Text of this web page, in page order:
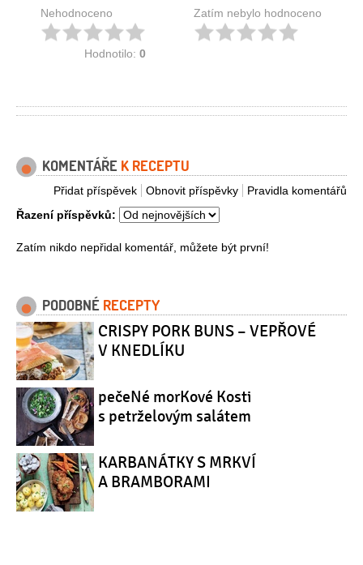
Nehodnoceno
Hodnotilo: 0
Zatím nebylo hodnoceno
KOMENTÁŘE K RECEPTU
Pravidla komentářů
Obnovit příspěvky
Přidat příspěvek
Řazení příspěvků:
Zatím nikdo nepřidal komentář, můžete být první!
PODOBNÉ RECEPTY
CRISPY PORK BUNS – VEPŘOVÉ
V KNEDLÍKU
pečeNé morKové Kosti
s petrželovým salátem
KARBANÁTKY S MRKVÍ
A BRAMBORAMI